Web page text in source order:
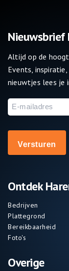
Ontdek
Bedrijven
Plattegrond
Bereikbaarheid
Foto's
Overige
Nieuwsbrief
Altijd op de
Events, inspiratie,
nieuwtjes lees je
E-
mailadres